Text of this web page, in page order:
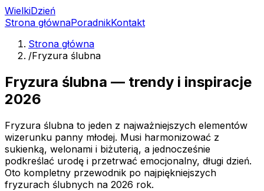
WielkiDzień
Strona głównaPoradnikKontakt
Strona główna
/Fryzura ślubna
Fryzura ślubna — trendy i inspiracje
2026
Fryzura ślubna to jeden z najważniejszych elementów
wizerunku panny młodej. Musi harmonizować z
sukienką, welonami i biżuterią, a jednocześnie
podkreślać urodę i przetrwać emocjonalny, długi dzień.
Oto kompletny przewodnik po najpiękniejszych
fryzurach ślubnych na 2026 rok.